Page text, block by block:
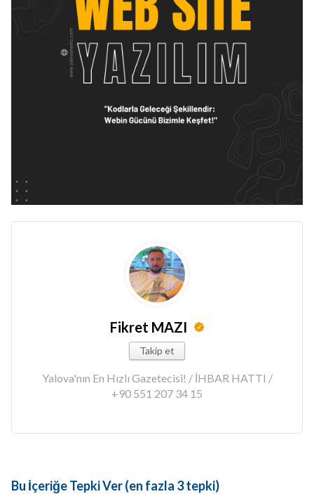
Fikret MAZI
Takip et
Yalova'nın En Hızlı Gazetecisi! / İHBAR HATTI /
+90 551 207 34 15
Bu İçeriğe Tepki Ver (en fazla 3 tepki)